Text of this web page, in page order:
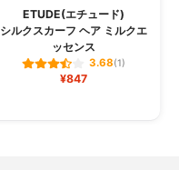
ETUDE(エチュード)
シルクスカーフ ヘア ミルクエ
ッセンス
3.68(1)
¥847